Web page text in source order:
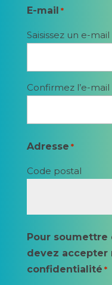
E-mail *
Saisissez un e-mail
Confirmez l’e-mail
Adresse *
Code postal
Pour soumettre
devez accepter
confidentialité *